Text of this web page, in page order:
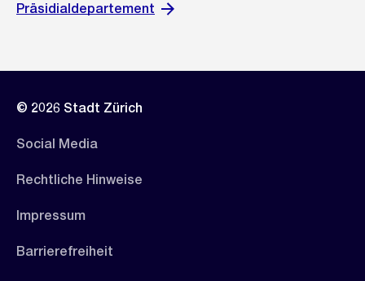
Präsidialdepartement
© 2026 Stadt Zürich
Social Media
Rechtliche Hinweise
Impressum
Barrierefreiheit